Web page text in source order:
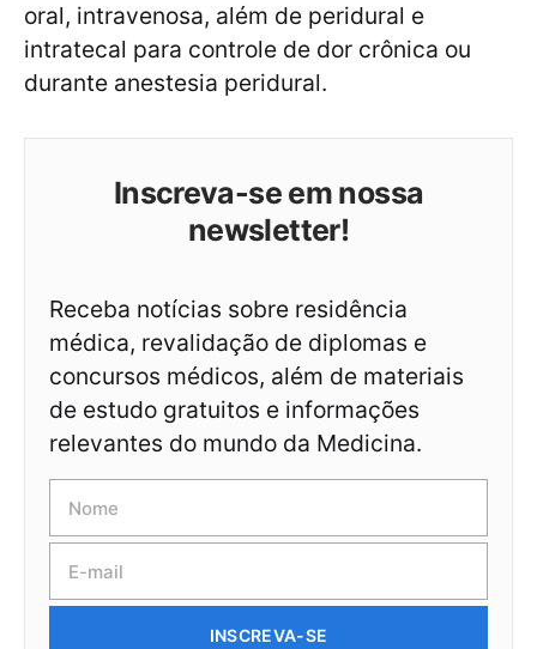
oral, intravenosa, além de peridural e
intratecal para controle de dor crônica ou
durante anestesia peridural.
Inscreva-se em nossa
newsletter!
Receba notícias sobre residência
médica, revalidação de diplomas e
concursos médicos, além de materiais
de estudo gratuitos e informações
relevantes do mundo da Medicina.
INSCREVA-SE